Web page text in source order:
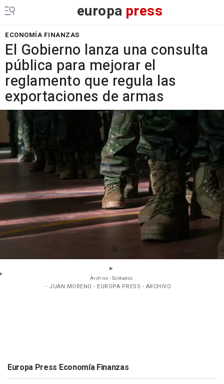
europa press
ECONOMÍA FINANZAS
El Gobierno lanza una consulta
pública para mejorar el
reglamento que regula las
exportaciones de armas
Archivo - Soldados.
- JUAN MORENO - EUROPA PRESS - ARCHIVO
Europa Press Economía Finanzas